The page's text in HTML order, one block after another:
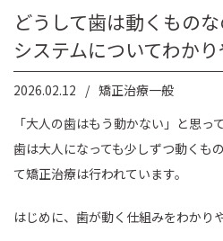
どうして歯は動くもの
システムについてわか
2026.02.12
矯正治療一般
「大人の歯はもう動かない」と思っ
歯は大人になっても少しずつ動くも
て矯正治療は行われています。
はじめに、歯が動く仕組みをわかり